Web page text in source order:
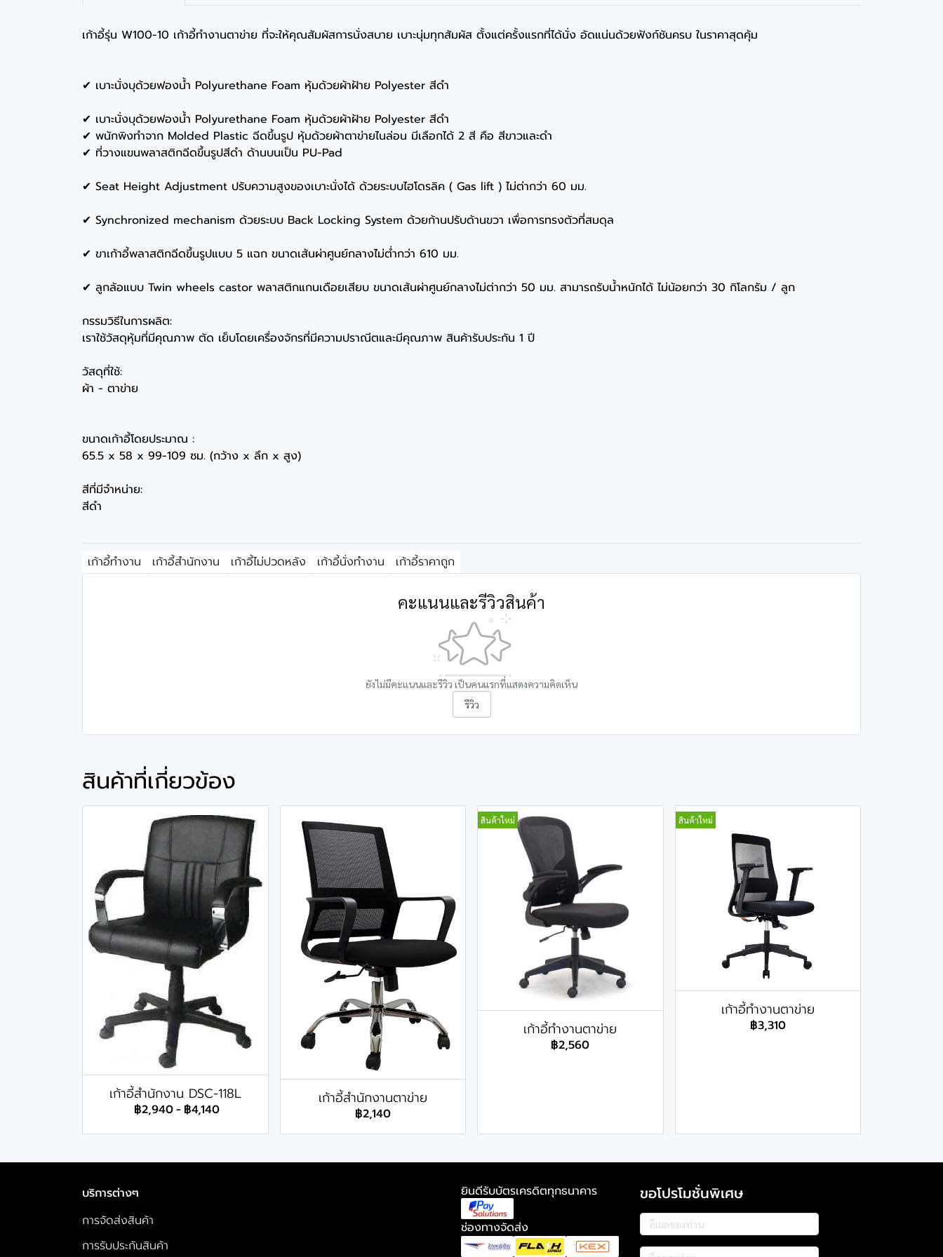
เก้าอี้รุ่น W100-10 เก้าอี้ทำงานตาข่าย ที่จะให้คุณสัมผัสการนั่งสบาย เบาะนุ่มทุกสัมผัส ตั้งแต่ครั้งแรกที่ได้นั่ง อัดแน่นด้วยฟังก์ชันครบ ในราคาสุดคุ้ม
✔ เบาะนั่งบุด้วยฟองน้ำ Polyurethane Foam หุ้มด้วยผ้าฝ้าย Polyester สีดำ
✔ เบาะนั่งบุด้วยฟองน้ำ Polyurethane Foam หุ้มด้วยผ้าฝ้าย Polyester สีดำ
✔ พนักพิงทำจาก Molded Plastic ฉีดขึ้นรูป หุ้มด้วยผ้าตาข่ายไนล่อน มีเลือกได้ 2 สี คือ สีขาวและดำ
✔ ที่วางแขนพลาสติกฉีดขึ้นรูปสีดำ ด้านบนเป็น PU-Pad
✔ Seat Height Adjustment ปรับความสูงของเบาะนั่งได้ ด้วยระบบไฮโดรลิค ( Gas lift ) ไม่ต่ากว่า 60 มม.
✔ Synchronized mechanism ด้วยระบบ Back Locking System ด้วยก้านปรับด้านขวา เพื่อการทรงตัวที่สมดุล
✔ ขาเก้าอี้พลาสติกฉีดขึ้นรูปแบบ 5 แฉก ขนาดเส้นผ่าศูนย์กลางไม่ต่ำกว่า 610 มม.
✔ ลูกล้อแบบ Twin wheels castor พลาสติกแกนเดือยเสียบ ขนาดเส้นผ่าศูนย์กลางไม่ต่ากว่า 50 มม. สามารถรับน้ำหนักได้ ไม่น้อยกว่า 30 กิโลกรัม / ลูก
กรรมวิธีในการผลิต:
เราใช้วัสดุหุ้มที่มีคุณภาพ ตัด เย็บโดยเครื่องจักรที่มีความปราณีตและมีคุณภาพ สินค้ารับประกัน 1 ปี
วัสดุที่ใช้:
ผ้า - ตาข่าย
ขนาดเก้าอี้โดยประมาณ :
65.5 x 58 x 99-109 ซม. (กว้าง x ลึก x สูง)
สีที่มีจำหน่าย:
สีดำ
เก้าอี้ทำงาน เก้าอี้สำนักงาน เก้าอี้ไม่ปวดหลัง เก้าอี้นั่งทำงาน เก้าอี้ราคาถูก
คะแนนและรีวิวสินค้า
ยังไม่มีคะแนนและรีวิว เป็นคนแรกที่แสดงความคิดเห็น
รีวิว
สินค้าที่เกี่ยวข้อง
เก้าอี้สำนักงาน DSC-118L
฿2,940- ฿4,140
เก้าอี้สำนักงานตาข่าย
฿2,140
สินค้าใหม่
เก้าอี้ทำงานตาข่าย
฿2,560
สินค้าใหม่
เก้าอี้ทำงานตาข่าย
฿3,310
บริการต่างๆ
การจัดส่งสินค้า
การรับประกันสินค้า
ยินดีรับบัตรเครดิตทุกธนาคาร
ช่องทางจัดส่ง
ขอโปรโมชั่นพิเศษ